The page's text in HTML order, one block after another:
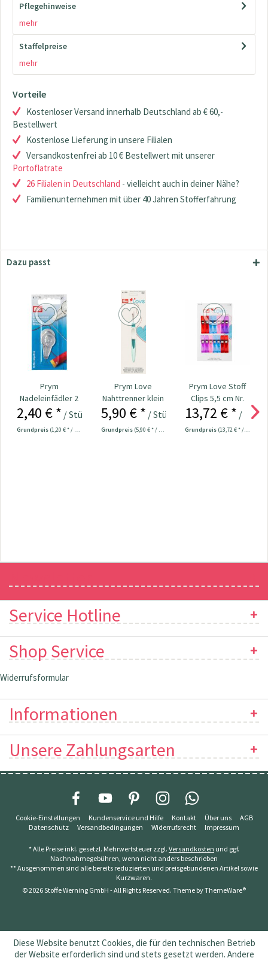
Pflegehinweise
mehr
Staffelpreise
mehr
Vorteile
Kostenloser Versand innerhalb Deutschland ab € 60,-
Bestellwert
Kostenlose Lieferung in unsere Filialen
Versandkostenfrei ab 10 € Bestellwert mit unserer
Portoflatrate
26 Filialen in Deutschland - vielleicht auch in deiner Nähe?
Familienunternehmen mit über 40 Jahren Stofferfahrung
Dazu passt
Prym
Nadeleinfädler 2
Stück Nr. 611175
2,40 € * / Stück
Grundpreis (1,20 € * / 1 Stück)
Prym Love
Nahttrenner klein
ergonomic Nr.
5,90 € * / Stück
Grundpreis (5,90 € * / 1 Stück)
Prym Love Stoff
Clips 5,5 cm Nr.
610183
13,72 € * / Stück
Grundpreis (13,72 € * / 1 Stück)
Service Hotline
Shop Service
Widerrufsformular
Informationen
Unsere Zahlungsarten
Cookie-Einstellungen Kundenservice und Hilfe Kontakt Über uns
AGB
Datenschutz
Versandbedingungen Widerrufsrecht Impressum
* Alle Preise inkl. gesetzl. Mehrwertsteuer zzgl. Versandkosten und ggf.
Nachnahmegebühren, wenn nicht anders beschrieben
** Ausgenommen sind alle bereits reduzierten und preisgebundenen Artikel sowie
Kurzwaren.
© 2026 Stoffe Werning GmbH - All Rights Reserved. Theme byThemeWare®
Diese Website benutzt Cookies, die für den technischen Betrieb
der Website erforderlich sind und stets gesetzt werden. Andere